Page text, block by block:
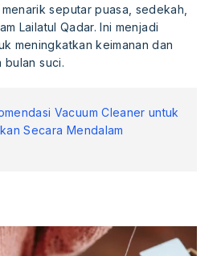
seputar puasa, sedekah,
Lailatul Qadar. Ini menjadi
meningkatkan keimanan dan
bulan suci.
Vacuum Cleaner untuk
Secara Mendalam